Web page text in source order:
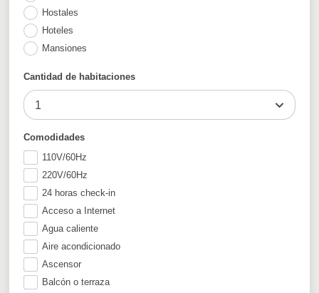
Hostales
Hoteles
Mansiones
Cantidad de habitaciones
1
Comodidades
110V/60Hz
220V/60Hz
24 horas check-in
Acceso a Internet
Agua caliente
Aire acondicionado
Ascensor
Balcón o terraza